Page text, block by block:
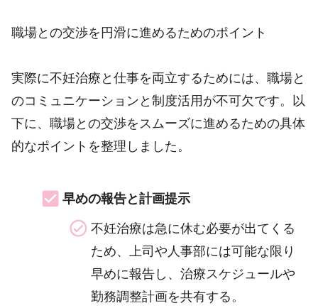
職場との交渉を円滑に進めるためのポイント
実際に不妊治療と仕事を両立するためには、職場と
のコミュニケーションと制度活用が不可欠です。以
下に、職場との交渉をスムーズに進めるための具体
的なポイントを整理しました。
早めの報告と計画提示
不妊治療は急に休む必要が出てくる
ため、上司や人事部には可能な限り
早めに報告し、治療スケジュールや
勤務調整計画を共有する。